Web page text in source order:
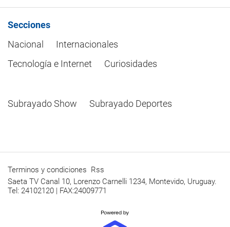
Secciones
Nacional
Internacionales
Tecnología e Internet
Curiosidades
Subrayado Show Subrayado Deportes
Terminos y condiciones Rss
Saeta TV Canal 10, Lorenzo Carnelli 1234, Montevido, Uruguay.
Tel: 24102120 | FAX:24009771